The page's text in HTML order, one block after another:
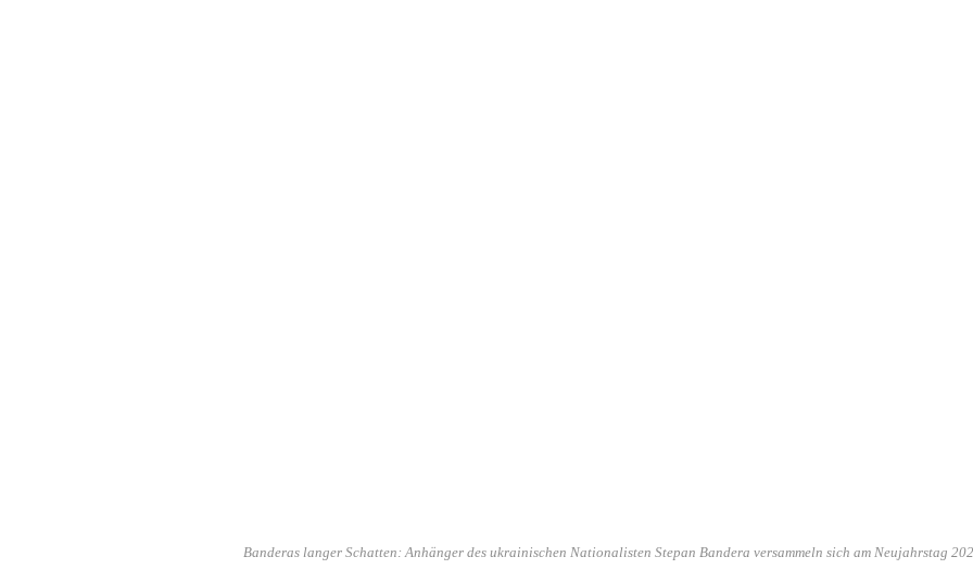
Banderas langer Schatten: Anhänger des ukrainischen Nationalisten Stepan Bandera versammeln sich am Neujahrstag